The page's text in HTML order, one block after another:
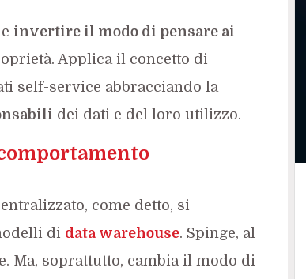
invertire il modo di pensare ai
Applica il concetto di
self-service abbracciando la
dei dati e del loro utilizzo.
come detto, si
di data warehouse. Spinge, al
Ma, soprattutto, cambia il modo di